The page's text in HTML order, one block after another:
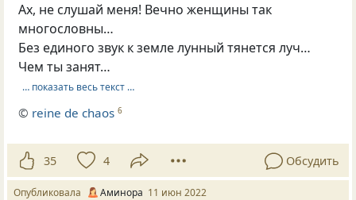
Ах, не слушай меня! Вечно женщины так
многословны…
Без единого звук к земле лунный тянется луч…
Чем ты занят…
… показать весь текст …
© reine de chaos 6
35 4 Обсудить
Опубликовала Аминора 11 июн 2022